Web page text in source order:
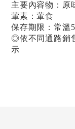
主要內容物：原
葷素：葷食
保存期限：常溫
◎依不同通路銷
示